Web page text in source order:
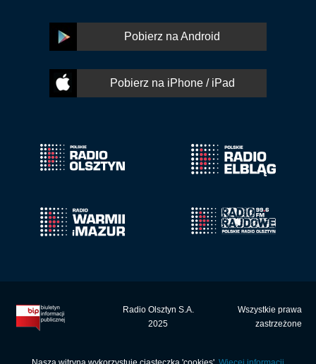
Pobierz na Android
Pobierz na iPhone / iPad
Radio Olsztyn S.A.
2025
Wszystkie prawa
zastrzeżone